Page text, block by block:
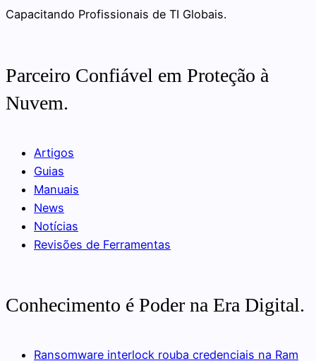
Capacitando Profissionais de TI Globais.
Parceiro Confiável em Proteção à
Nuvem.
Artigos
Guias
Manuais
News
Notícias
Revisões de Ferramentas
Conhecimento é Poder na Era Digital.
Ransomware interlock rouba credenciais na Ram